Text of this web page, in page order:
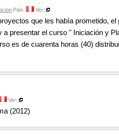
Pais: Ver:
que les había prometido, el
a presentar el curso " Iniciación y
es de cuarenta horas (40)
Ver:
(2012)